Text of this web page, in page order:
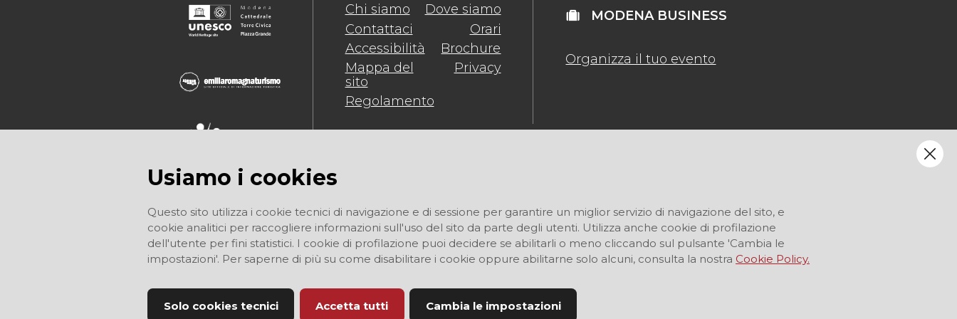
Chi siamo
Dove siamo
Contattaci
Orari
Accessibilità
Brochure
Mappa del
sito
Privacy
Regolamento
MODENA BUSINESS
Organizza il tuo evento
Sito Ufficiale di Informazione Turistica di
Usiamo i cookies
Questo sito utilizza i cookie tecnici di navigazione e di sessione per garantire un miglior servizio di navigazione del sito, e
cookie analitici per raccogliere informazioni sull'uso del sito da parte degli utenti. Utilizza anche cookie di profilazione
dell'utente per fini statistici. I cookie di profilazione puoi decidere se abilitarli o meno cliccando sul pulsante 'Cambia le
impostazioni'. Per saperne di più su come disabilitare i cookie oppure abilitarne solo alcuni, consulta la nostra Cookie Policy.
Solo cookies tecnici Accetta tutti Cambia le impostazioni